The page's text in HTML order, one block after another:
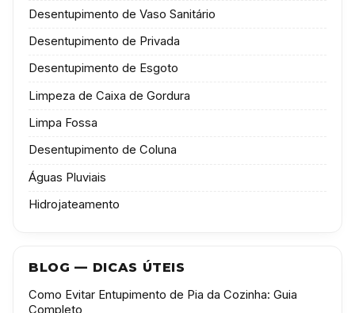
Desentupimento de Vaso Sanitário
Desentupimento de Privada
Desentupimento de Esgoto
Limpeza de Caixa de Gordura
Limpa Fossa
Desentupimento de Coluna
Águas Pluviais
Hidrojateamento
BLOG — DICAS ÚTEIS
Como Evitar Entupimento de Pia da Cozinha: Guia
Completo